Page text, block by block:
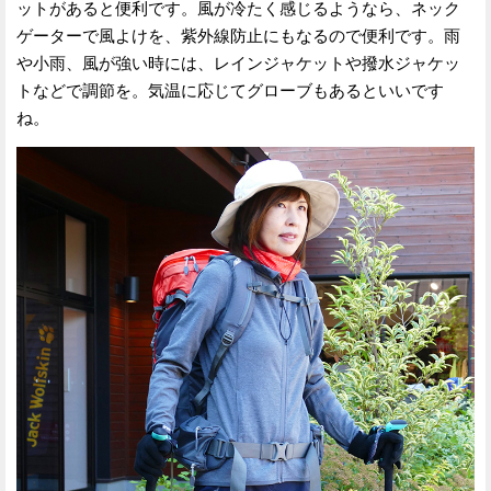
ットがあると便利です。風が冷たく感じるようなら、ネック
ゲーターで風よけを、紫外線防止にもなるので便利です。雨
や小雨、風が強い時には、レインジャケットや撥水ジャケッ
トなどで調節を。気温に応じてグローブもあるといいです
ね。